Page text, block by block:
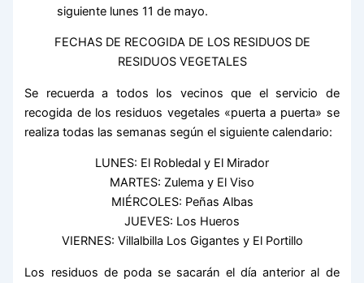
siguiente lunes 11 de mayo.
FECHAS DE RECOGIDA DE LOS RESIDUOS DE
RESIDUOS VEGETALES
Se recuerda a todos los vecinos que el servicio de
recogida de los residuos vegetales «puerta a puerta» se
realiza todas las semanas según el siguiente calendario:
LUNES: El Robledal y El Mirador
MARTES: Zulema y El Viso
MIÉRCOLES: Peñas Albas
JUEVES: Los Hueros
VIERNES: Villalbilla Los Gigantes y El Portillo
Los residuos de poda se sacarán el día anterior al de